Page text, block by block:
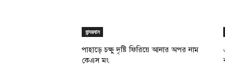
বান্দরবান
পাহাড়ে চক্ষু দৃষ্টি ফিরিয়ে আনার অপর নাম
কেএস মং